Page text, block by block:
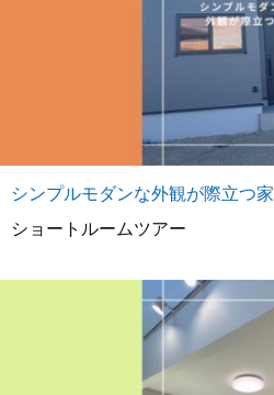
シンプルモダンな外観が際立つ家
ショートルームツアー